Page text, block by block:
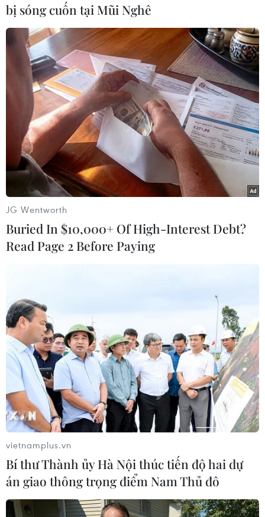
vào trung tâm thủ đô Ouagadougou./.
(TTXVN/Vietnam+)
#Thiết bị định vị #Burkina Faso
Theo dõi VietnamPlus
TIN LIÊN QUAN
bị sóng cuốn tại Mũi Nghê
JG Wentworth
Buried In $10,000+ Of High-Interest Debt?
Read Page 2 Before Paying
vietnamplus.vn
Bí thư Thành ủy Hà Nội thúc tiến độ hai dự
án giao thông trọng điểm Nam Thủ đô